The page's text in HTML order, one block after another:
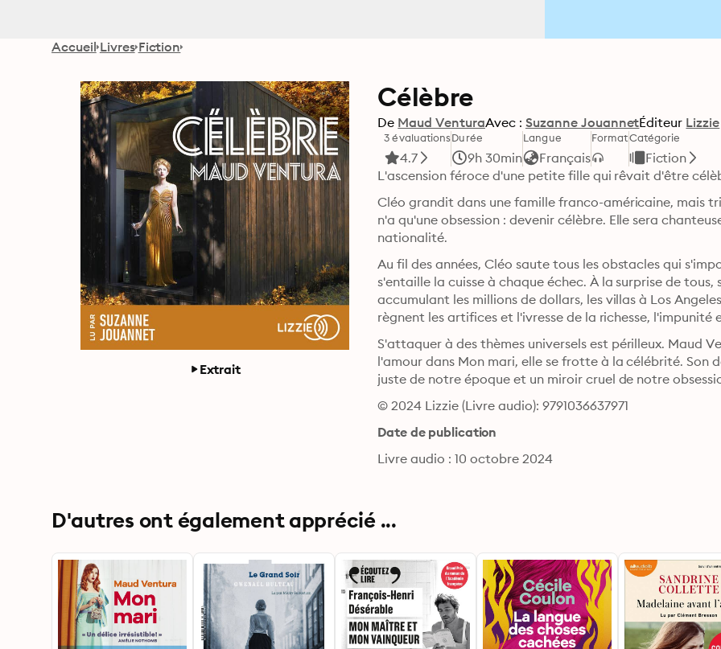
Accueil Livres Fiction
Extrait
Célèbre
De Maud VenturaAvec : Suzanne JouannetÉditeur Lizzie
3 évaluations
4.7
Durée
9h 30min
Langue
Français
FormatCatégorie
Fiction
L'ascension féroce d'une petite fille qui rêvait d'être
Cléo grandit dans une famille franco-américaine, mais
n'a qu'une obsession : devenir célèbre. Elle sera
nationalité.
Au fil des années, Cléo saute tous les obstacles qui
s'entaille la cuisse à chaque échec. À la surprise de
accumulant les millions de dollars, les villas à Los
règnent les artifices et l'ivresse de la richesse, l'impunité
S'attaquer à des thèmes universels est périlleux. Maud
l'amour dans Mon mari, elle se frotte à la célébrité.
juste de notre époque et un miroir cruel de notre
© 2024 Lizzie (Livre audio): 9791036637971
Date de publication
Livre audio : 10 octobre 2024
D'autres ont également apprécié ...